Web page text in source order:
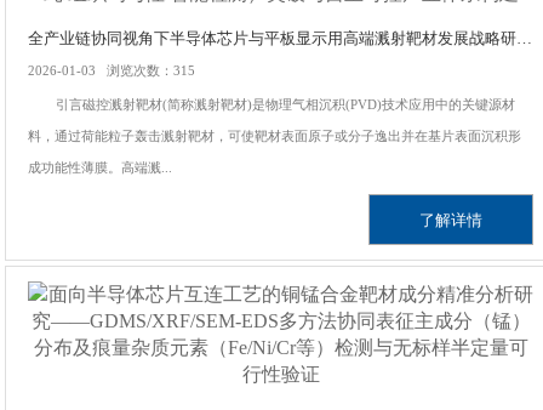
2026-01-03 浏览次数：315
引言磁控溅射靶材(简称溅射靶材)是物理气相沉积(PVD)技术应用中的关键源材
料，通过荷能粒子轰击溅射靶材，可使靶材表面原子或分子逸出并在基片表面沉积形
成功能性薄膜。高端溅...
了解详情